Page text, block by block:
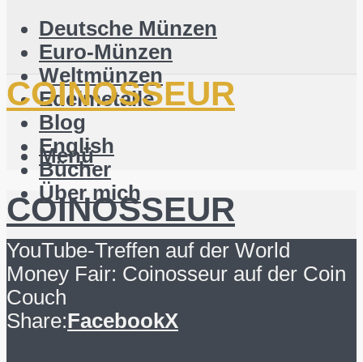
Deutsche Münzen
Euro-Münzen
Weltmünzen
Edelmetalle
Blog
English
Bücher
Über mich
Suchen
Suchen
COINOSSEUR
Menü
COINOSSEUR
Deutsche Münzen
Euro-Münzen
Weltmünzen
Edelmetalle
YouTube-Treffen auf der World
Money Fair: Coinosseur auf der Coin
Couch
Share:FacebookX